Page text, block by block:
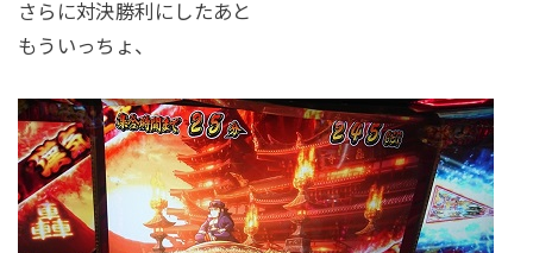
さらに対決勝利にしたあと
もういっちょ、